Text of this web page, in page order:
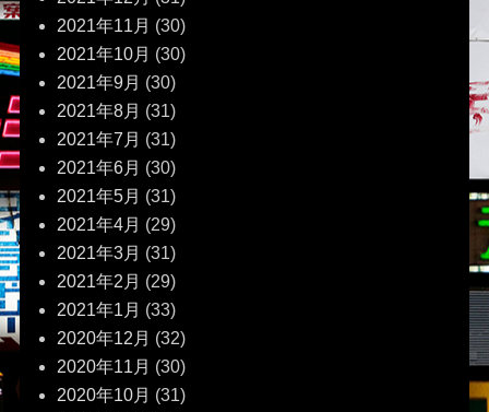
2021年11月 (30)
2021年10月 (30)
2021年9月 (30)
2021年8月 (31)
2021年7月 (31)
2021年6月 (30)
2021年5月 (31)
2021年4月 (29)
2021年3月 (31)
2021年2月 (29)
2021年1月 (33)
2020年12月 (32)
2020年11月 (30)
2020年10月 (31)